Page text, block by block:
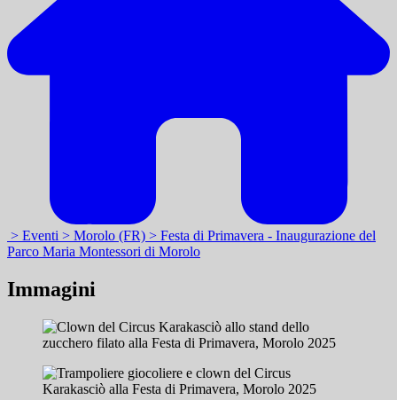
> Eventi > Morolo (FR) > Festa di Primavera - Inaugurazione del
Parco Maria Montessori di Morolo
Immagini